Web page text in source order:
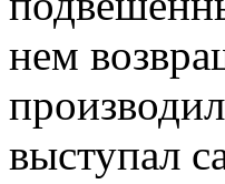
нем
выступал